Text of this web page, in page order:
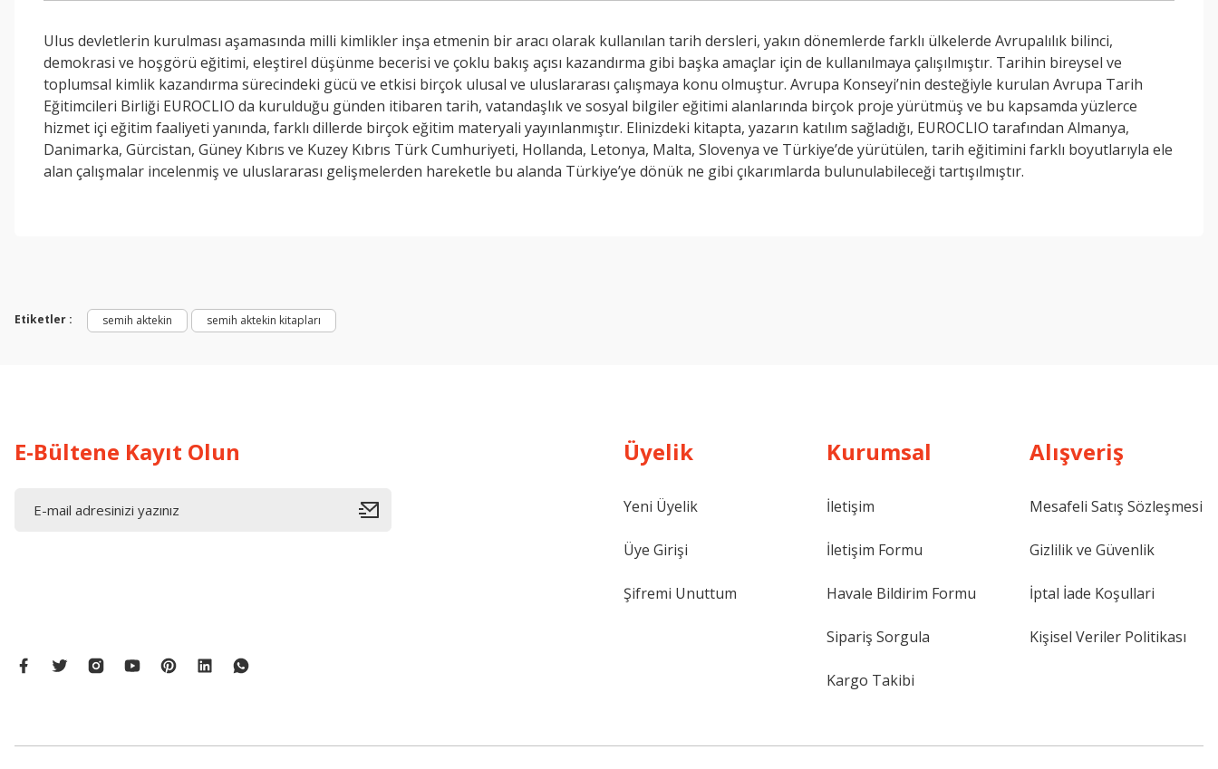
Ulus devletlerin kurulması aşamasında milli kimlikler inşa etmenin bir aracı olarak kullanılan tarih dersleri, yakın dönemlerde farklı ülkelerde Avrupalılık bilinci,
demokrasi ve hoşgörü eğitimi, eleştirel düşünme becerisi ve çoklu bakış açısı kazandırma gibi başka amaçlar için de kullanılmaya çalışılmıştır. Tarihin bireysel ve
toplumsal kimlik kazandırma sürecindeki gücü ve etkisi birçok ulusal ve uluslararası çalışmaya konu olmuştur. Avrupa Konseyi’nin desteğiyle kurulan Avrupa Tarih
Eğitimcileri Birliği EUROCLIO da kurulduğu günden itibaren tarih, vatandaşlık ve sosyal bilgiler eğitimi alanlarında birçok proje yürütmüş ve bu kapsamda yüzlerce
hizmet içi eğitim faaliyeti yanında, farklı dillerde birçok eğitim materyali yayınlanmıştır. Elinizdeki kitapta, yazarın katılım sağladığı, EUROCLIO tarafından Almanya,
Danimarka, Gürcistan, Güney Kıbrıs ve Kuzey Kıbrıs Türk Cumhuriyeti, Hollanda, Letonya, Malta, Slovenya ve Türkiye’de yürütülen, tarih eğitimini farklı boyutlarıyla ele
alan çalışmalar incelenmiş ve uluslararası gelişmelerden hareketle bu alanda Türkiye’ye dönük ne gibi çıkarımlarda bulunulabileceği tartışılmıştır.
Ürün açıklamasında eksik bilgiler bulunuyor.
Ürün bilgilerinde hatalar bulunuyor.
Gönder
Etiketler : semih aktekin semih aktekin kitapları
E-Bültene Kayıt Olun Üyelik
Yeni Üyelik
Üye Girişi
Şifremi Unuttum
Kurumsal
İletişim
İletişim Formu
Havale Bildirim Formu
Sipariş Sorgula
Kargo Takibi
Alışveriş
Mesafeli Satış Sözleşmesi
Gizlilik ve Güvenlik
İptal İade Koşullari
Kişisel Veriler Politikası